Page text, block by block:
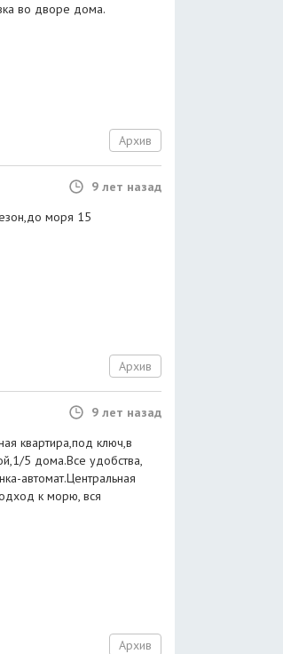
во дворе дома.
Архив
9 лет назад
моря 15
Архив
9 лет назад
квартира,под ключ,в
5 дома.Все удобства,
автомат.Центральная
к морю, вся
Архив